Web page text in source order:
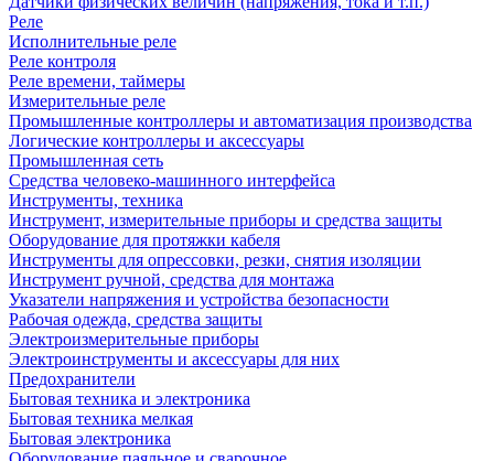
Реле
Исполнительные реле
Реле контроля
Реле времени, таймеры
Измерительные реле
Промышленные контроллеры и автоматизация производства
Логические контроллеры и аксессуары
Промышленная сеть
Средства человеко-машинного интерфейса
Инструменты, техника
Инструмент, измерительные приборы и средства защиты
Оборудование для протяжки кабеля
Инструменты для опрессовки, резки, снятия изоляции
Инструмент ручной, средства для монтажа
Указатели напряжения и устройства безопасности
Рабочая одежда, средства защиты
Электроизмерительные приборы
Электроинструменты и аксессуары для них
Предохранители
Бытовая техника и электроника
Бытовая техника мелкая
Бытовая электроника